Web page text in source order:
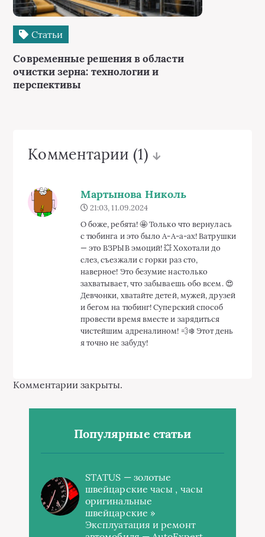
Статьи
Современные решения в области
очистки зерна: технологии и
перспективы
Комментарии (1)
Мартынова Николь
21:03, 11.09.2024
О боже, ребята! 🤩 Только что вернулась
с тюбинга и это было А-А-а-ах! Ватрушки
— это ВЗРЫВ эмоций! 💥 Хохотали до
слез, съезжали с горки раз сто,
наверное! Это безумие настолько
захватывает, что забываешь обо всем. 😍
Девчонки, хватайте детей, мужей, друзей
и бегом на тюбинг! Суперский способ
провести время вместе и зарядиться
чистейшим адреналином! 💨❄️ Этот день
я точно не забуду!
Комментарии закрыты.
Популярные статьи
STATUS — золотые
швейцарские часы , часы
оригинальные
швейцарские »
Эксплуатация и ремонт